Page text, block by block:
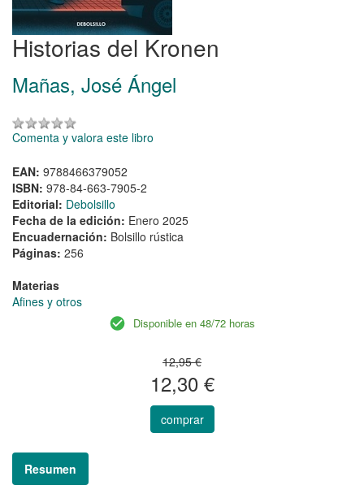
Historias del Kronen
Mañas, José Ángel
Comenta y valora este libro
EAN: 9788466379052
ISBN: 978-84-663-7905-2
Editorial: Debolsillo
Fecha de la edición: Enero 2025
Encuadernación: Bolsillo rústica
Páginas: 256
Materias
Afines y otros
Disponible en 48/72 horas
12,95 €
12,30 €
comprar
Resumen